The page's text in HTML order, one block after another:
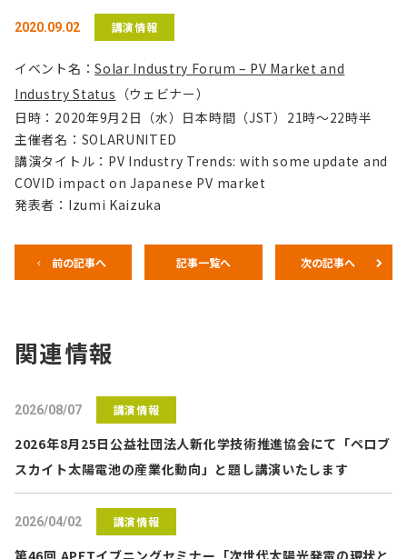
2020.09.02 講演情報
イベント名：Solar Industry Forum – PV Market and
Industry Status （ウェビナー）
日時：2020年9月2日（水）日本時間（JST）21時～22時半
主催者名：SOLARUNITED
講演タイトル：PV Industry Trends: with some update and
COVID impact on Japanese PV market
発表者：Izumi Kaizuka
前の記事へ 記事一覧へ 次の記事へ
関連情報
2026/08/07 講演情報
2026年8月25日公益社団法人新化学技術推進協会にて「ペロブ
スカイト太陽電池の産業化動向」と題し講演いたします
2026/04/02 講演情報